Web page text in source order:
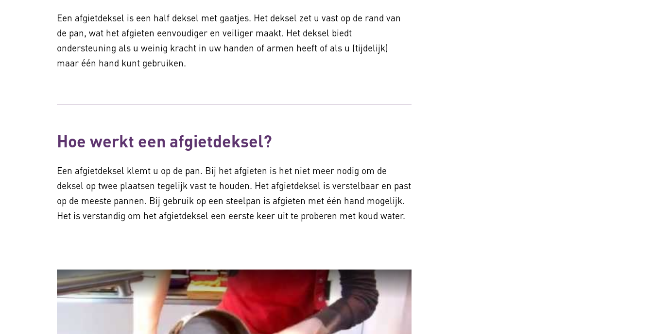
Een afgietdeksel is een half deksel met gaatjes. Het deksel zet u vast op de rand van
de pan, wat het afgieten eenvoudiger en veiliger maakt. Het deksel biedt
ondersteuning als u weinig kracht in uw handen of armen heeft of als u (tijdelijk)
maar één hand kunt gebruiken.
Hoe werkt een afgietdeksel?
Een afgietdeksel klemt u op de pan. Bij het afgieten is het niet meer nodig om de
deksel op twee plaatsen tegelijk vast te houden. Het afgietdeksel is verstelbaar en past
op de meeste pannen. Bij gebruik op een steelpan is afgieten met één hand mogelijk.
Het is verstandig om het afgietdeksel een eerste keer uit te proberen met koud water.